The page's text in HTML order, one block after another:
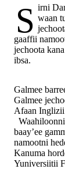
Sirni Dargii uummata Oromootiif diinummaa cimaa qaba waan
gaaffii
jechoota
ibsa.
Galmee
Galmee
Afaan Inglizii
baay’ee
namootni
Kanuma
Yuniversiitii